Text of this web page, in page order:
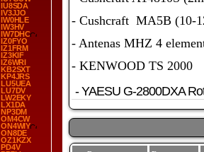
IU8SDA
IV3JJO
IW0HLE
IW3HV
IW7DHC
IZ0FYO
IZ1FRM
IZ3KIF
IZ6WRI
KB2SXT
KP4JRS
LU5UEA
LU7DV
LW2EKY
LX1DA
NP3DM
OM4CW
ON4WIY
ON8DE
OZ1KZX
PD4V
- Cushcraft MA5B (10-
- Antenas MHZ 4
- KENWOOD TS 2000
- YAESU G-2800DXA